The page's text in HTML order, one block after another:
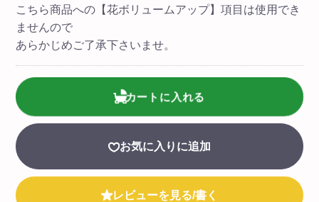
こちら商品への【花ボリュームアップ】項目は使用でき
ませんので
あらかじめご了承下さいませ。
カートに入れる
お気に入りに追加
レビューを見る/書く